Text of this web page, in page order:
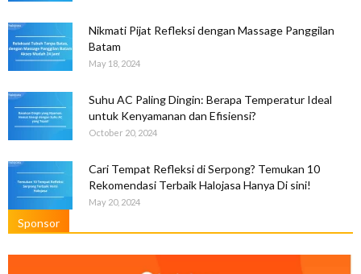
Nikmati Pijat Refleksi dengan Massage Panggilan
Batam
May 18, 2024
Suhu AC Paling Dingin: Berapa Temperatur Ideal
untuk Kenyamanan dan Efisiensi?
October 20, 2024
Cari Tempat Refleksi di Serpong? Temukan 10
Rekomendasi Terbaik Halojasa Hanya Di sini!
May 20, 2024
Sponsor